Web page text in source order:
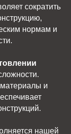
сократить
нормам и
и
нашей